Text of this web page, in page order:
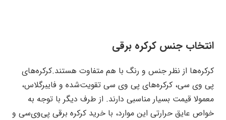
انتخاب جنس کرکره برقی
کرکره‌ها از نظر جنس و رنگ با هم متفاوت هستند.کرکره‌های
پی وی سی، کرکره‌های پی وی سی تقویت‌شده و فایبرگلاس،
معمولا قیمت بسیار مناسبی دارند. از طرف دیگر با توجه به
خواص عایق حرارتی این موارد، با خرید کرکره برقی پی‌وی‌سی و